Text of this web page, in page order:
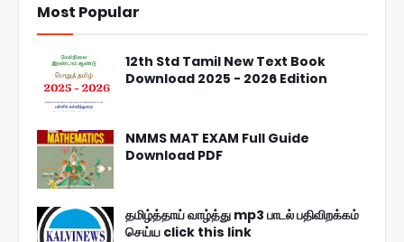
Most Popular
12th Std Tamil New Text Book
Download 2025 - 2026 Edition
NMMS MAT EXAM Full Guide
Download PDF
தமிழ்த்தாய் வாழ்த்து mp3 பாடல் பதிவிறக்கம்
செய்ய click this link